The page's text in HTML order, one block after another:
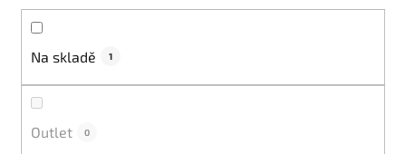
d
Na skladě 1
Outlet 0